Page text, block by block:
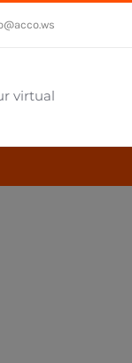
virtual